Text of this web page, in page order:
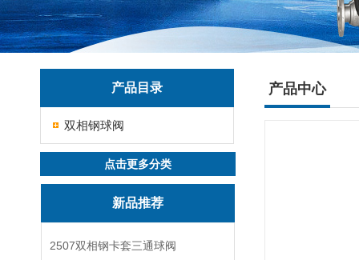
产品目录
双相钢球阀
点击更多分类
新品推荐
2507双相钢卡套三通球阀
产品中心